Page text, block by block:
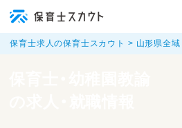
保育士求人の保育士スカウト 山形県全域